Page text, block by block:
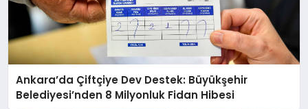
Ankara’da Çiftçiye Dev Destek: Büyükşehir
Belediyesi’nden 8 Milyonluk Fidan Hibesi